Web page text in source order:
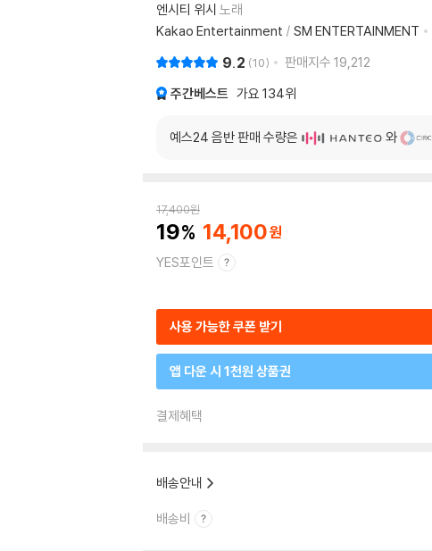
엔시티 위시 노래
Kakao Entertainment / SM ENTERTAINMENT
9.2 10 판매지수 19,212
주간베스트 가요 134위
예스24 음반 판매 수량은 와
17,400원
19 14,100
YES포인트
사용 가능한 쿠폰 받기
앱 다운 시 1천원 상품권
결제혜택
배송안내
배송비